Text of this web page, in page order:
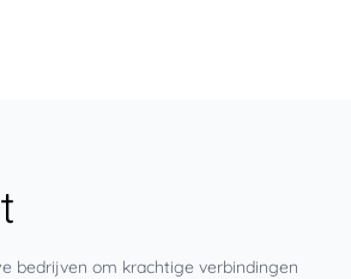
bedrijven om krachtige verbindingen